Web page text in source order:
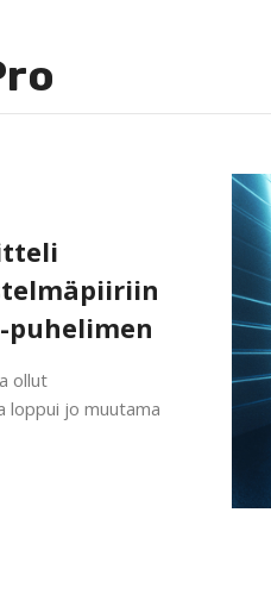
puhelimen
ollut
loppui jo muutama